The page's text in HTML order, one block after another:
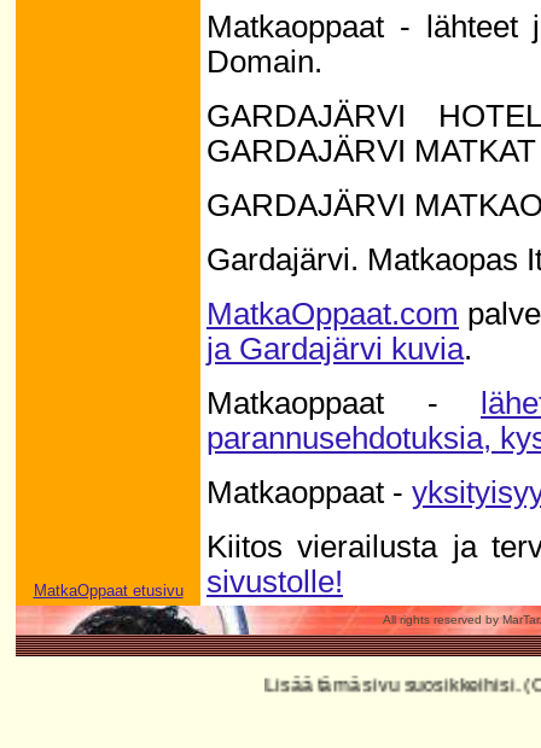
MatkaOppaat etusivu
Matkaoppaat -
Domain.
GARDAJÄRVI
GARDAJÄRVI MATKAT
GARDAJÄRVI
Gardajärvi. Matkaopas
MatkaOppaat.com
ja Gardajärvi kuvia.
Matkaoppaat -
parannusehdotuksia,
Matkaoppaat -
Kiitos vierailusta ja
sivustolle!
All rights reserved by
Lisää tämä sivu suosikkeihisi. (CTRL+D)